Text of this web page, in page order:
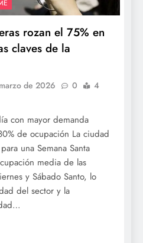
rozan el 75% en
claves de la
de 2026 0
4
con mayor demanda
de ocupación La ciudad
una Semana Santa
media de las
y Sábado Santo, lo
del sector y la